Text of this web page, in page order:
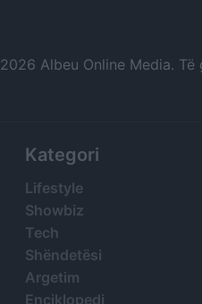
2026 Albeu Online Media.
Kategori
Lifestyle
Showbiz
Tech
Shëndetësi
Argetim
Enciklopedi